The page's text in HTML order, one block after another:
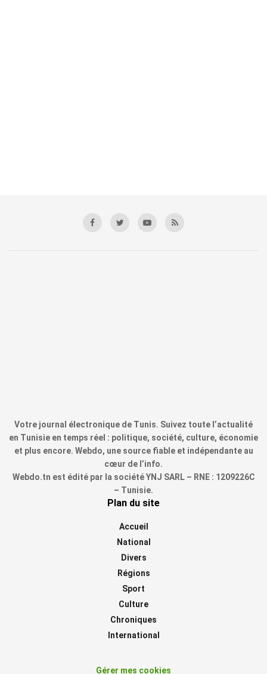
Votre journal électronique de Tunis. Suivez toute l’actualité
en Tunisie en temps réel : politique, société, culture, économie
et plus encore. Webdo, une source fiable et indépendante au
cœur de l’info.
Webdo.tn est édité par la société YNJ SARL – RNE : 1209226C
– Tunisie.
Plan du site
Accueil
National
Divers
Régions
Sport
Culture
Chroniques
International
Gérer mes cookies